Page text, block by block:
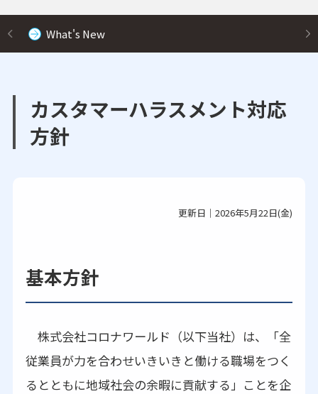
What's New
カスタマーハラスメント対応
方針
更新日｜2026年5月22日(金)
基本方針
株式会社コロナワールド（以下当社）は、「全
従業員が力を合わせいきいきと働ける職場をつく
るとともに地域社会の余暇に貢献する」ことを企